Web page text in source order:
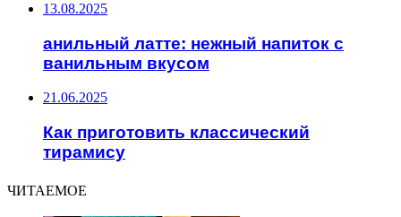
13.08.2025
анильный латте: нежный напиток с
ванильным вкусом
21.06.2025
Как приготовить классический
тирамису
ЧИТАЕМОЕ